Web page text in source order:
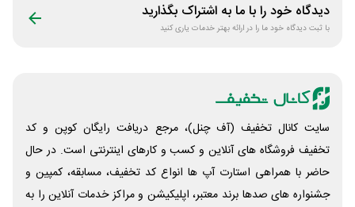
دیدگاه خود را با ما به اشتراک بگذارید
با ثبت دیدگاه خود ما را در ارائه بهتر خدمات یاری کنید
سایت کانال تخفیف (آف چنل)، مرجع دریافت رایگان کوپن و کد
تخفیف فروشگاه های آنلاین و کسب و‌ کارهای اینترنتی است. در حال
حاضر با همراهی استارت آپ ها انواع کد تخفیف، مسابقه، کمپین و
جشنواره های صدها برند معتبر، اپلیکیشن و مراکز خدمات آنلاین را به